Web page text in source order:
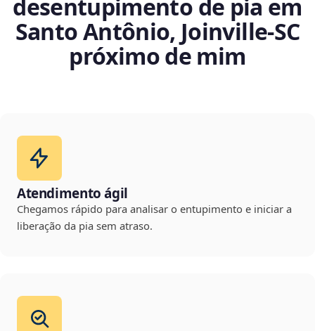
desentupimento de pia em
Santo Antônio, Joinville‑SC
próximo de mim
Atendimento ágil
Chegamos rápido para analisar o entupimento e iniciar a
liberação da pia sem atraso.